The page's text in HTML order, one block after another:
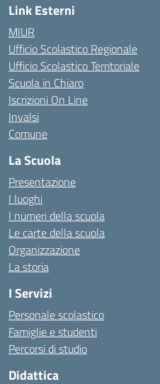
Link Esterni
MIUR
Ufficio Scolastico Regionale
Ufficio Scolastico Territoriale
Scuola in Chiaro
Iscrizioni On Line
Invalsi
Comune
La Scuola
Presentazione
I luoghi
I numeri della scuola
Le carte della scuola
Organizzazione
La storia
I Servizi
Personale scolastico
Famiglie e studenti
Percorsi di studio
Didattica